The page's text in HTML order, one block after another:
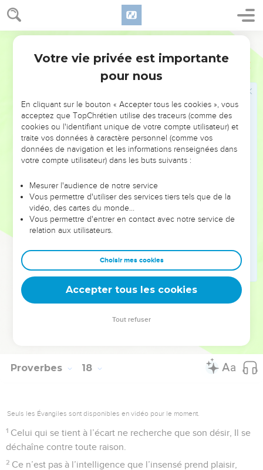
Proverbes 17
recherche le désastre.
20 Un cœur fourbe ne trouve pas le bonheur, Et celui dont la
langue est perverse tombe dans le malheur.
Celui qui donne naissance à un insensé aura du chagrin ;
Un cœur joyeux est un bon remède, Mais un esprit abattu
dessèche les os.
Le méchant accepte des présents sous le manteau Pour
pervertir les sentiers du droit.
La sagesse est tout près de l’homme intelligent, Mais les
yeux de l’insensé vont à l’extrémité de la terre.
Un fils insensé donne du mécontentement à son père Et
de l’amertume à celle qui l’a enfanté.
Il n’est pas bon de faire payer même une amende à un
juste, Ni de frapper les nobles à cause de leur droiture.
Et celui qui a l’esprit calme est un homme intelligent.
Même le stupide, quand il se tait, passe pour sage ; Celui
qui ferme ses lèvres est un homme intelligent.
© Société biblique française – Bibli’O, 1978, avec autorisation. Pour vous procurer
Proverbes 18
Seuls les Évangiles sont disponibles en vidéo pour le moment.
1 Celui qui se tient à l’écart ne recherche que son désir, Il se
déchaîne contre toute raison.
2 Ce n’est pas à l’intelligence que l’insensé prend plaisir,
Votre vie privée est importante
pour nous
En cliquant sur le bouton « Accepter tous les cookies », vous
acceptez que TopChrétien utilise des traceurs (comme des
cookies ou l'identifiant unique de votre compte utilisateur) et
traite vos données à caractère personnel (comme vos
données de navigation et les informations renseignées dans
votre compte utilisateur) dans les buts suivants :
Mesurer l'audience de notre service
Vous permettre d'utiliser des services tiers tels que de la
vidéo, des cartes du monde…
Vous permettre d'entrer en contact avec notre service de
relation aux utilisateurs.
Choisir mes cookies
Accepter tous les cookies
Tout refuser